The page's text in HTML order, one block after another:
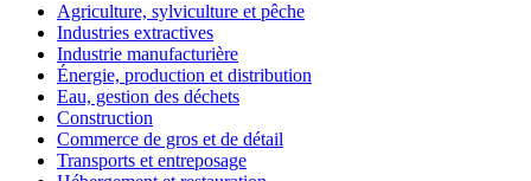
Agriculture, sylviculture et pêche
Industries extractives
Industrie manufacturière
Énergie, production et distribution
Eau, gestion des déchets
Construction
Commerce de gros et de détail
Transports et entreposage